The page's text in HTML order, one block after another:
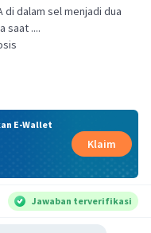
di dalam sel menjadi dua
saat ....
E-Wallet
Klaim
Jawaban terverifikasi